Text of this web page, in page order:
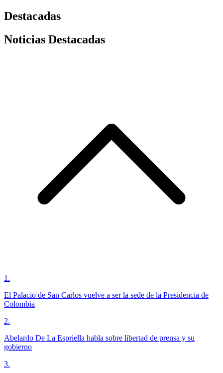
Destacadas
Noticias Destacadas
1 .
El Palacio de San Carlos vuelve a ser la sede de la Presidencia de
Colombia
2.
Abelardo De La Espriella habla sobre libertad de prensa y su
gobierno
3.